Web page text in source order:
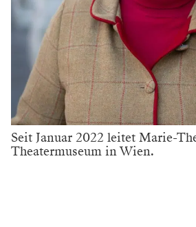
Seit Januar 2022 leitet Marie-
Theatermuseum in Wien.